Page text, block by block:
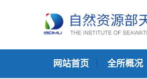
网站首页 全所概况